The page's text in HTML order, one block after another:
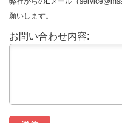
願いします。
お問い合わせ内容: